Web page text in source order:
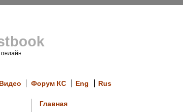
Видео Форум КС Eng Rus
Главная